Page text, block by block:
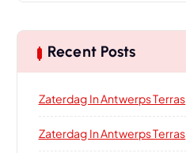
Recent Posts
Zaterdag In Antwerps Terras
Zaterdag In Antwerps Terras